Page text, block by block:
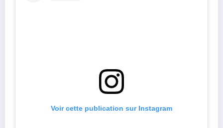
Voir cette publication sur Instagram